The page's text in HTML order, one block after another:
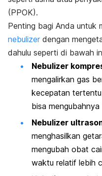
(PPOK).
Penting bagi Anda untuk
nebulizer dengan
dahulu seperti di bawah
Nebulizer
mengalirkan gas
kecepatan
bisa mengubahnya
Nebulizer
menghasilkan
mengubah obat
waktu relatif lebih